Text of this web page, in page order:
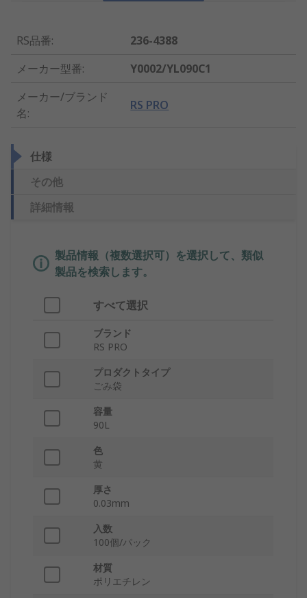
RS品番:
236-4388
メーカー型番:
Y0002/YL090C1
メーカー/ブランド
名:
RS PRO
仕様
その他
詳細情報
製品情報（複数選択可）を選択して、類似
製品を検索します。
すべて選択
ブランド
RS PRO
プロダクトタイプ
ごみ袋
容量
90L
色
黄
厚さ
0.03mm
入数
100個/パック
材質
ポリエチレン